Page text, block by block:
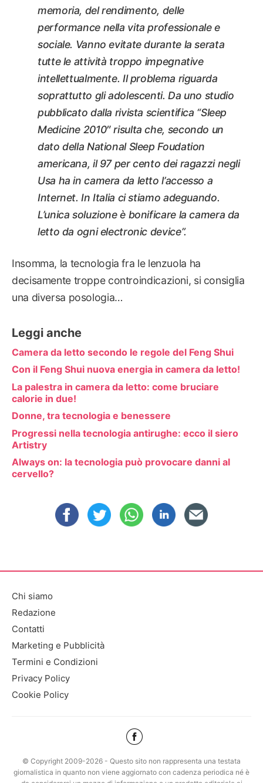
memoria, del rendimento, delle
performance nella vita professionale e
sociale. Vanno evitate durante la serata
tutte le attività troppo impegnative
intellettualmente. Il problema riguarda
soprattutto gli adolescenti. Da uno studio
pubblicato dalla rivista scientifica “Sleep
Medicine 2010″ risulta che, secondo un
dato della National Sleep Foudation
americana, il 97 per cento dei ragazzi negli
Usa ha in camera da letto l’accesso a
Internet. In Italia ci stiamo adeguando.
L’unica soluzione è bonificare la camera da
letto da ogni electronic device”.
Insomma, la tecnologia fra le lenzuola ha
decisamente troppe controindicazioni, si consiglia
una diversa posologia…
Leggi anche
Camera da letto secondo le regole del Feng Shui
Con il Feng Shui nuova energia in camera da letto!
La palestra in camera da letto: come bruciare
calorie in due!
Donne, tra tecnologia e benessere
Progressi nella tecnologia antirughe: ecco il siero
Artistry
Always on: la tecnologia può provocare danni al
cervello?
Chi siamo
Redazione
Contatti
Marketing e Pubblicità
Termini e Condizioni
Privacy Policy
Cookie Policy
© Copyright 2009-2026 - Questo sito non rappresenta una testata
giornalistica in quanto non viene aggiornato con cadenza periodica né è